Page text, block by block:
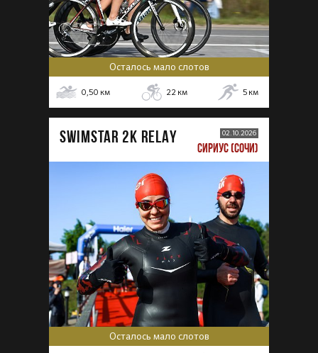
Осталось мало слотов
0,50 км 22 км 5 км
SWIMSTAR 2K RELAY 02.10.2026
СИРИУС (СОЧИ)
Осталось мало слотов